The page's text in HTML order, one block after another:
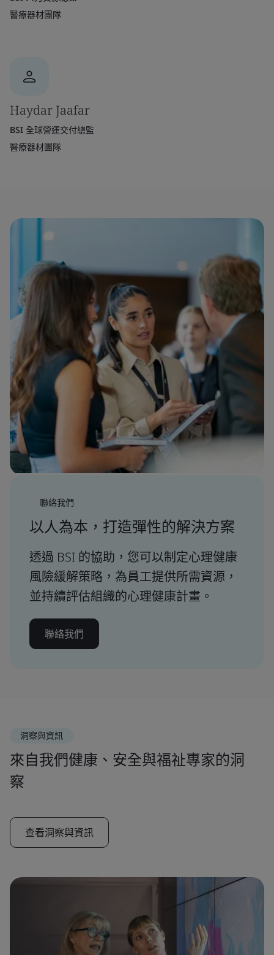
醫療器材團隊
Haydar Jaafar
BSI 全球營運交付總監
醫療器材團隊
聯絡我們
以人為本，打造彈性的解決方案
透過 BSI 的協助，您可以制定心理健康
風險緩解策略，為員工提供所需資源，
並持續評估組織的心理健康計畫。
聯絡我們
洞察與資訊
來自我們健康、安全與福祉專家的洞
察
查看洞察與資訊